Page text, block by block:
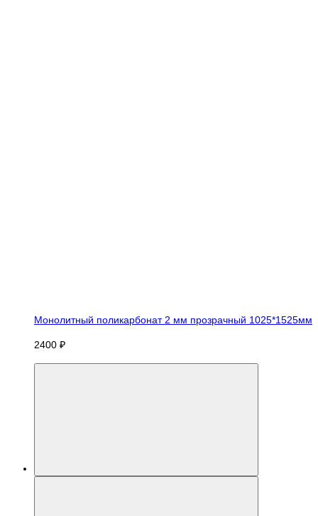
Монолитный поликарбонат 2 мм прозрачный 1025*1525мм
2400 ₽